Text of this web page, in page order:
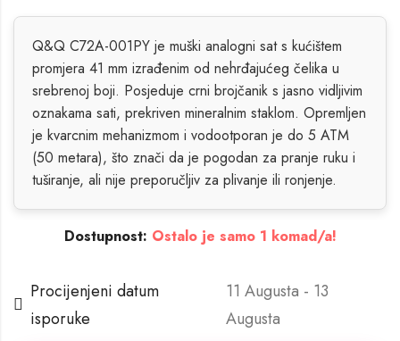
Q&Q C72A-001PY je muški analogni sat s kućištem
promjera 41 mm izrađenim od nehrđajućeg čelika u
srebrenoj boji. Posjeduje crni brojčanik s jasno vidljivim
oznakama sati, prekriven mineralnim staklom. Opremljen
je kvarcnim mehanizmom i vodootporan je do 5 ATM
(50 metara), što znači da je pogodan za pranje ruku i
tuširanje, ali nije preporučljiv za plivanje ili ronjenje.
Dostupnost: Ostalo je samo 1 komad/a!
Procijenjeni datum
isporuke
11 Augusta - 13
Augusta